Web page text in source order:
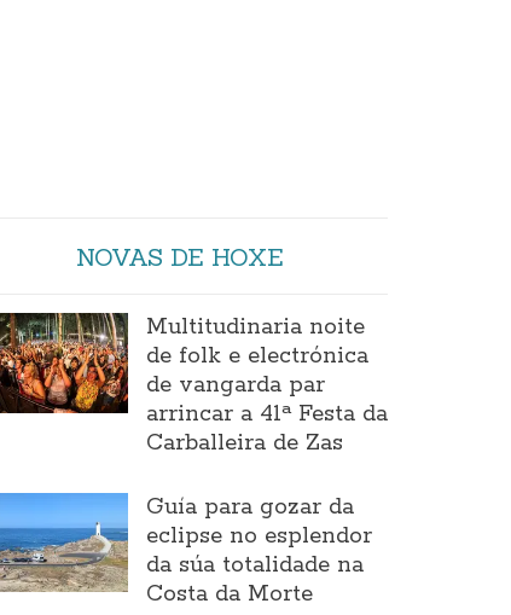
NOVAS DE HOXE
Multitudinaria noite
de folk e electrónica
de vangarda par
arrincar a 41ª Festa da
Carballeira de Zas
Guía para gozar da
eclipse no esplendor
da súa totalidade na
Costa da Morte